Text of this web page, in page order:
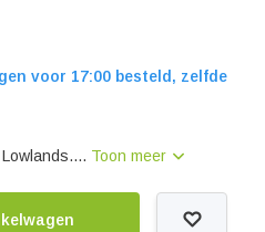
voor 17:00 besteld, zelfde
Toon meer